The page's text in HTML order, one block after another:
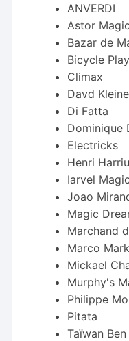
ANVERDI
Astor Magic
Bazar de
Bicycle
Climax
Davd
Di Fatta
Dominique
Electricks
Henri
Iarvel Magic
Joao
Magic
Marchand
Marco
Mickael
Murphy's
Philippe
Pitata
Taïwan Ben